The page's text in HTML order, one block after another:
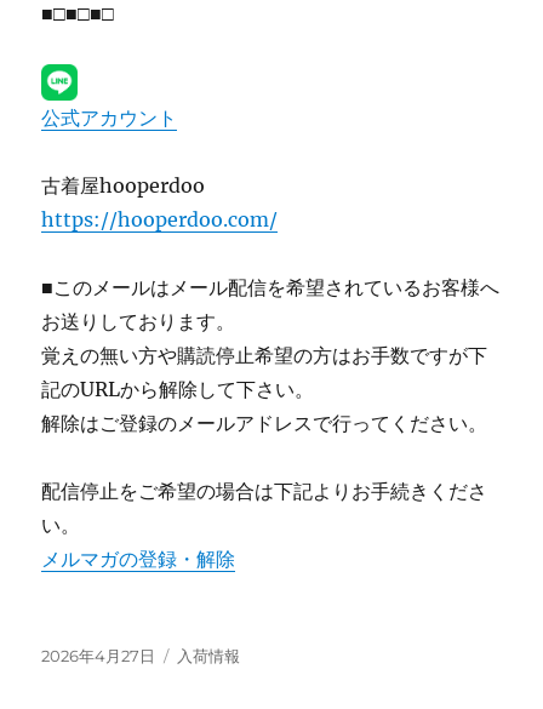
■□■□■□
公式アカウント
古着屋hooperdoo
https://hooperdoo.com/
■このメールはメール配信を希望されているお客様へ
お送りしております。
覚えの無い方や購読停止希望の方はお手数ですが下
記のURLから解除して下さい。
解除はご登録のメールアドレスで行ってください。
配信停止をご希望の場合は下記よりお手続きくださ
い。
メルマガの登録・解除
投
2026年4月27日
カ
入荷情報